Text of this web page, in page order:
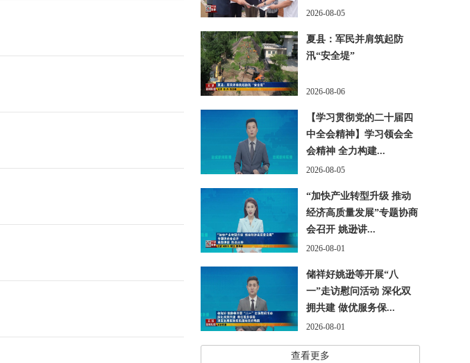
2026-08-05
夏县：军民并肩筑起防
汛“安全堤”
2026-08-06
【学习贯彻党的二十届四
中全会精神】学习领会全
会精神 全力构建...
2026-08-05
“加快产业转型升级 推动
经济高质量发展”专题协商
会召开 姚逊讲...
2026-08-01
储祥好姚逊等开展“八
一”走访慰问活动 深化双
拥共建 做优服务保...
2026-08-01
查看更多